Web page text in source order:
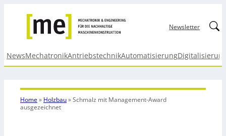
Newsletter
NewsMechatronikAntriebstechnikAutomatisierung
Home» Holzbau»Schmalz mit Management-Award
ausgezeichnet